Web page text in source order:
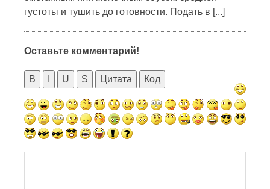
густоты и тушить до готовности. Подать в [...]
Оставьте комментарий!
B U S Цитата Код